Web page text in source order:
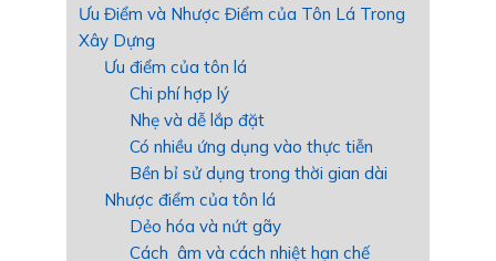
Ưu Điểm và Nhược Điểm của Tôn Lá Trong
Xây Dựng
Ưu điểm của tôn lá
Chi phí hợp lý
Nhẹ và dễ lắp đặt
Có nhiều ứng dụng vào thực tiễn
Bền bỉ sử dụng trong thời gian dài
Nhược điểm của tôn lá
Dẻo hóa và nứt gãy
Cách âm và cách nhiệt hạn chế